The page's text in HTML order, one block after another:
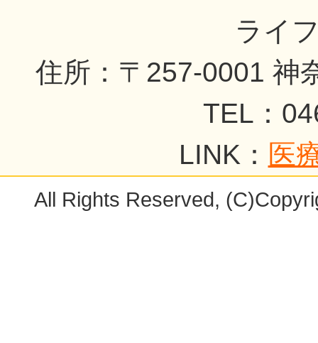
ライ
住所：〒257-0001 神
TEL：
LINK： 医
All Rights Reserved,